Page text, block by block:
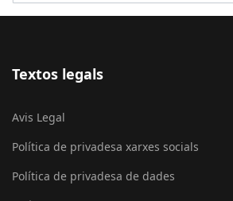
Textos legals
Avis Legal
Política de privadesa xarxes socials
Política de privadesa de dades